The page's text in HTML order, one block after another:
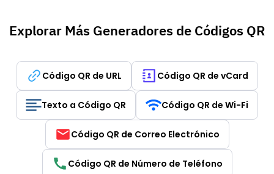
Explorar Más Generadores de Códigos QR
Código QR de URL Código QR de vCard
Texto a Código QR Código QR de Wi-Fi
Código QR de Correo Electrónico
Código QR de Número de Teléfono